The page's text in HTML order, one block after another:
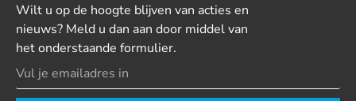
Wilt u op de hoogte blijven van acties en
nieuws? Meld u dan aan door middel van
het onderstaande formulier.